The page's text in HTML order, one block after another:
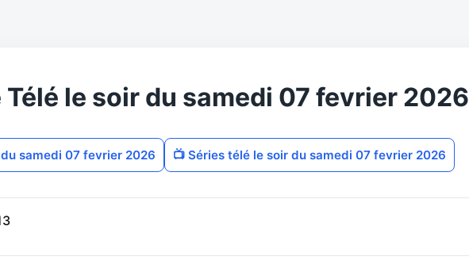
Télé le soir du samedi 07 fevrier 2026
samedi 07 fevrier 2026 📺 Séries télé le soir du samedi 07 fevrier 2026